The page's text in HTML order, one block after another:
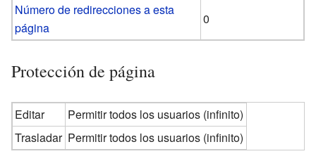
Número de redirecciones a esta
página
0
Protección de página
Editar
Permitir todos los usuarios (infinito)
Trasladar Permitir todos los usuarios (infinito)